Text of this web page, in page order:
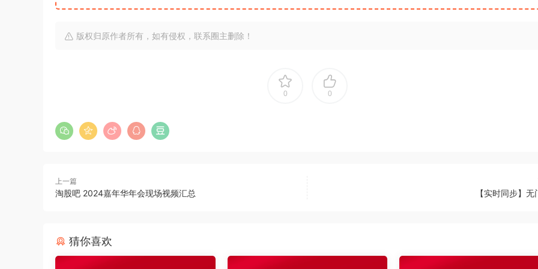
版权归原作者所有，如有侵权，联系圈主删除！
0 0
上一篇
淘股吧 2024嘉年华年会现场视频汇总 【实时同步】无
猜你喜欢